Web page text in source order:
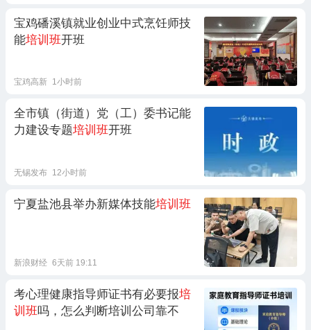
宝鸡磻溪镇就业创业中式烹饪师技
能培训班开班
宝鸡高新 1小时前
全市镇（街道）党（工）委书记能
力建设专题培训班开班
无锡发布 12小时前
宁夏盐池县举办新媒体技能培训班
新浪财经 6天前 19:11
考心理健康指导师证书有必要报培
训班吗，怎么判断培训公司靠不